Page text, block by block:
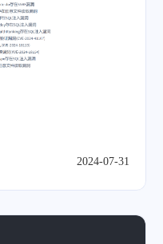
2024-07-31